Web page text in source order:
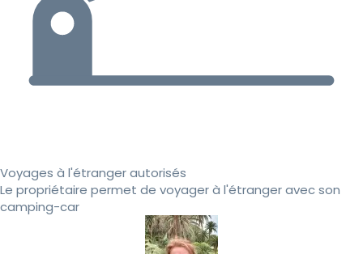
Voyages à l'étranger autorisés
Le propriétaire permet de voyager à l'étranger avec son
camping-car